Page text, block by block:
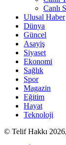
Canlı
Ulusal Haber
Dünya
Güncel
Asayiş
Siyaset
Ekonomi
Sağlık
Spor
Magazin
Eğitim
Hayat
Teknoloji
© Telif Hakkı